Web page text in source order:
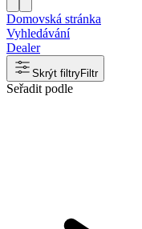
Domovská stránka
Vyhledávání
Dealer
Skrýt filtryFiltr
Seřadit podle